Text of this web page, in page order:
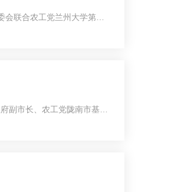
联合农工党兰州大学第一
副市长、农工党陇南市基层